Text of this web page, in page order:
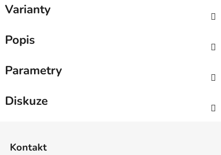
Varianty
Popis
Parametry
Diskuze
Kontakt